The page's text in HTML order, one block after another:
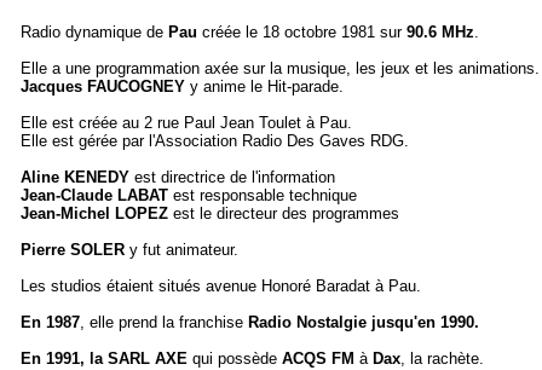
Radio dynamique de Pau créée le 18 octobre 1981 sur 90.6 MHz.
Elle a une programmation axée sur la musique, les jeux et les animations.
Jacques FAUCOGNEY y anime le Hit-parade.
Elle est créée au 2 rue Paul Jean Toulet à Pau.
Elle est gérée par l'Association Radio Des Gaves RDG.
Aline KENEDY est directrice de l'information
Jean-Claude LABAT est responsable technique
Jean-Michel LOPEZ est le directeur des programmes
Pierre SOLER y fut animateur.
Les studios étaient situés avenue Honoré Baradat à Pau.
En 1987, elle prend la franchise Radio Nostalgie jusqu'en 1990.
En 1991, la SARL AXE qui possède ACQS FM àDax, la rachète.